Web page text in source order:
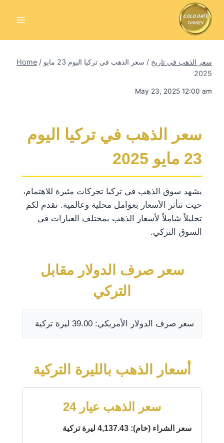
Home / سعر الذهب في تاريخ /
سعر الذهب في تركيا اليوم 23 مايو
2025
May 23, 2025 12:00 am
سعر الذهب في تركيا اليوم
23 مايو 2025
يشهد سوق الذهب في تركيا تحركات مثيرة للاهتمام،
حيث تتأثر الأسعار بعوامل محلية وعالمية. نقدم لكم
تحليلاً شاملاً لأسعار الذهب بمختلف العيارات في
السوق التركي.
سعر صرف الدولار مقابل
التركي
سعر صرف الدولار الأمريكي: 39.00 ليرة تركية
أسعار الذهب بالليرة التركية
سعر الذهب عيار 24
سعر الشراء (خام): 4,137.43 ليرة تركية